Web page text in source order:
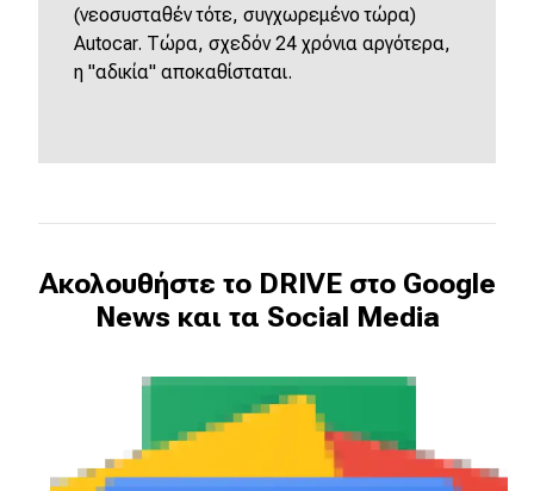
(νεοσυσταθέν τότε, συγχωρεμένο τώρα)
Autocar. Τώρα, σχεδόν 24 χρόνια αργότερα,
η "αδικία" αποκαθίσταται.
Ακολουθήστε το DRIVE στο Google
News και τα Social Media